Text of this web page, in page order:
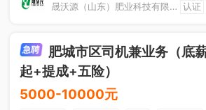
晟沃源（山东）肥业科技有限公司 认证
肥城市区司机兼业务（底
起+提成+五险）
5000-10000元